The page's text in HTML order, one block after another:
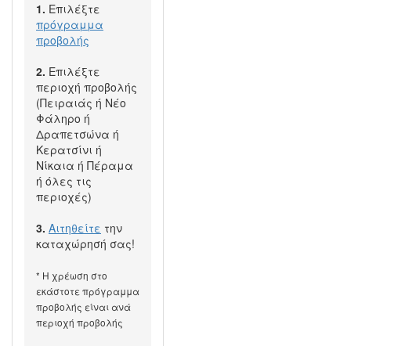
1. Επιλέξτε
πρόγραμμα
προβολής
2. Επιλέξτε
περιοχή προβολής
(Πειραιάς ή Νέο
Φάληρο ή
Δραπετσώνα ή
Κερατσίνι ή
Νίκαια ή Πέραμα
ή όλες τις
περιοχές)
3. Αιτηθείτε την
καταχώρησή σας!
* Η χρέωση στο
εκάστοτε πρόγραμμα
προβολής είναι ανά
περιοχή προβολής